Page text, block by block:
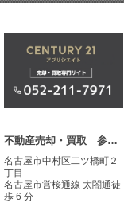
不動産売却・買取 参考事例
名古屋市中村区二ツ橋町２
丁目
名古屋市営桜通線 太閤通徒
歩 6 分